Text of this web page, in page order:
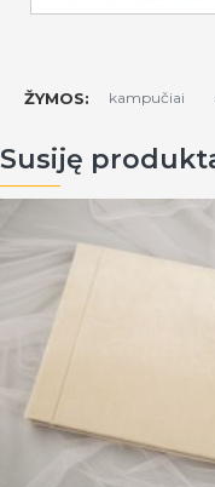
ŽYMOS: kampučiai
Susiję